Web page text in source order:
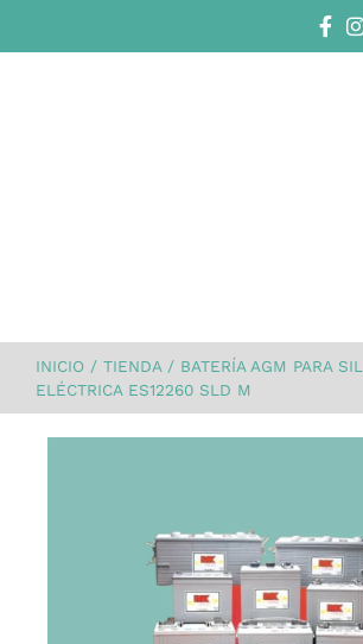
INICIO / TIENDA / BATERÍA AGM PARA
ELÉCTRICA ES12260 SLD M